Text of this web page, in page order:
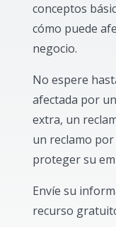
conceptos
cómo puede
negocio.
No espere
afectada por
extra, un
un reclamo
proteger su
Envíe su
recurso